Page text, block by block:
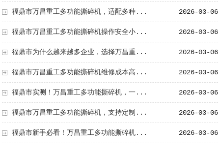
2026-03-06
福鼎市万昌重工多功能撕碎机，适配多种...
2026-03-06
福鼎市万昌重工多功能撕碎机操作安全小...
2026-03-06
福鼎市为什么越来越多企业，选择万昌重...
2026-03-06
福鼎市万昌重工多功能撕碎机维修成本高...
2026-03-06
福鼎市实测！万昌重工多功能撕碎机，一...
2026-03-06
福鼎市万昌重工多功能撕碎机，支持定制...
2026-03-06
福鼎市新手必看！万昌重工多功能撕碎机...